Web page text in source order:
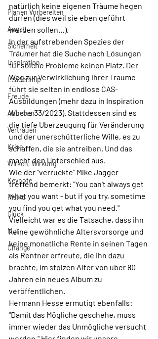
Planen Vorbereiten
Angst
Sicherheit
Inspiration
Leadership
Freude
Abheben
Vertrauen
Krise
Wirken, Wirkung
Keynote
Risiko
Glück
Mut
Change
natürlich keine eigenen Träume hegen
dürfen (dies weil sie eben geführt
werden sollen…).
In der aufstrebenden Spezies der
Träumer hat die Suche nach Lösungen
für solche Probleme keinen Platz. Der
Weg zur Verwirklichung ihrer Träume
führt sie selten in endlose CAS-
Ausbildungen (mehr dazu in Inspiration
Woche 33/2023). Stattdessen sind es
die tiefe Überzeugung für Veränderung
und der unerschütterliche Wille, es zu
schaffen, die sie antreiben. Und das
macht den Unterschied aus.
Wie der "verrückte" Mike Jagger
treffend bemerkt: "You can't always get
what you want - but if you try, sometime
you find you get what you need."
Vielleicht war es die Tatsache, dass ihn
keine gewöhnliche Altersvorsorge und
keine monatliche Rente in seinen Tagen
als Rentner erfreute, die ihn dazu
brachte, im stolzen Alter von über 80
Jahren ein neues Album zu
veröffentlichen.
Hermann Hesse ermutigt ebenfalls:
"Damit das Mögliche geschehe, muss
immer wieder das Unmögliche versucht